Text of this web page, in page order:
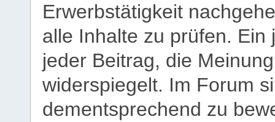
Erwerbstätigkeit
alle Inhalte zu prüfen.
jeder Beitrag, die
widerspiegelt. Im Forum
dementsprechend zu